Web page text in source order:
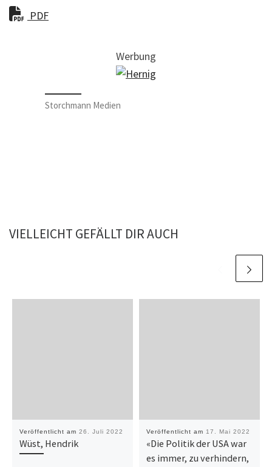
PDF
Werbung
Storchmann Medien
VIELLEICHT GEFÄLLT DIR AUCH
Veröffentlicht am 26. Juli 2022
Wüst, Hendrik
Veröffentlicht am 17. Mai 2022
«Die Politik der USA war
es immer, zu verhindern,